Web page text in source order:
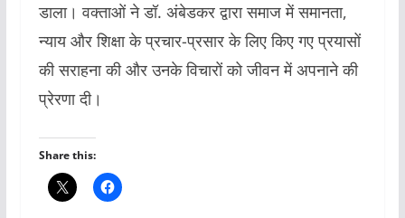
डाला। वक्ताओं ने डॉ. अंबेडकर द्वारा समाज में समानता,
न्याय और शिक्षा के प्रचार-प्रसार के लिए किए गए प्रयासों
की सराहना की और उनके विचारों को जीवन में अपनाने की
प्रेरणा दी।
Share this: